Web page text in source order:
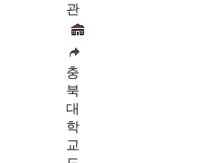
관
충
북
대
학
교